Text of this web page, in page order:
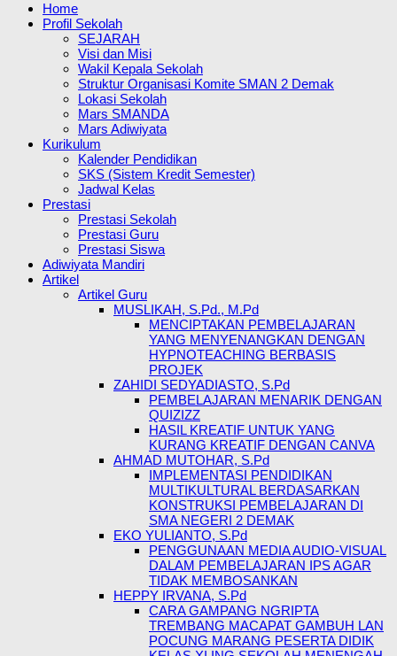
Home
Profil Sekolah
SEJARAH
Visi dan Misi
Wakil Kepala Sekolah
Struktur Organisasi Komite SMAN 2 Demak
Lokasi Sekolah
Mars SMANDA
Mars Adiwiyata
Kurikulum
Kalender Pendidikan
SKS (Sistem Kredit Semester)
Jadwal Kelas
Prestasi
Prestasi Sekolah
Prestasi Guru
Prestasi Siswa
Adiwiyata Mandiri
Artikel
Artikel Guru
MUSLIKAH, S.Pd., M.Pd
MENCIPTAKAN PEMBELAJARAN
YANG MENYENANGKAN DENGAN
HYPNOTEACHING BERBASIS
PROJEK
ZAHIDI SEDYADIASTO, S.Pd
PEMBELAJARAN MENARIK DENGAN
QUIZIZZ
HASIL KREATIF UNTUK YANG
KURANG KREATIF DENGAN CANVA
AHMAD MUTOHAR, S.Pd
IMPLEMENTASI PENDIDIKAN
MULTIKULTURAL BERDASARKAN
KONSTRUKSI PEMBELAJARAN DI
SMA NEGERI 2 DEMAK
EKO YULIANTO, S.Pd
PENGGUNAAN MEDIA AUDIO-VISUAL
DALAM PEMBELAJARAN IPS AGAR
TIDAK MEMBOSANKAN
HEPPY IRVANA, S.Pd
CARA GAMPANG NGRIPTA
TREMBANG MACAPAT GAMBUH LAN
POCUNG MARANG PESERTA DIDIK